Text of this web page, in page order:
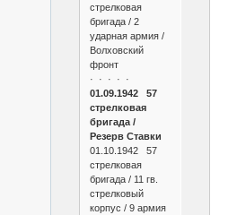
стрелковая
бригада / 2
ударная армия /
Волховский
фронт
· · · · ·
01.09.1942 57
стрелковая
бригада /
Резерв Ставки
01.10.1942 57
стрелковая
бригада / 11 гв.
стрелковый
корпус / 9 армия